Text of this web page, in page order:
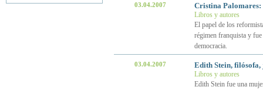
03.04.2007 Cristina Palomares:
Libros y autores
El papel de los
régimen franquista y
democracia.
03.04.2007 Edith Stein,
Libros y autores
Edith Stein fue una